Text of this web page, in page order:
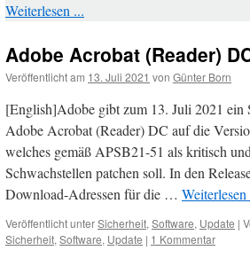
Weiterlesen ...
Adobe Acrobat (Reader)
Veröffentlicht am 13. Juli 2021 von Günter Born
[English]Adobe gibt zum 13. Juli 2021 ein
Adobe Acrobat (Reader) DC auf die
welches gemäß APSB21-51 als kritisch
Schwachstellen patchen soll. In den
Download-Adressen für die … Weiterlesen
Veröffentlicht unterSicherheit, Software, Update |
Sicherheit, Software, Update | 1 Kommentar